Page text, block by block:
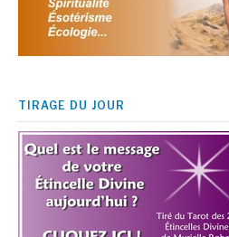
TIRAGE DU JOUR